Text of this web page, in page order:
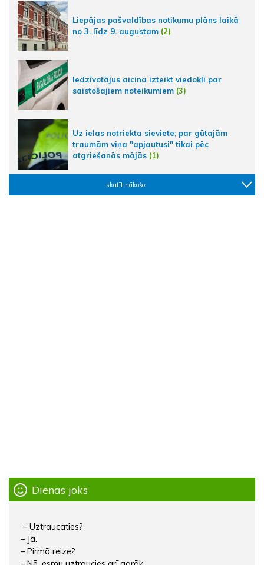
Liepājas pašvaldības notikumu plāns laikā
no 3. līdz 9. augustam (2)
Iedzīvotājus aicina izteikt viedokli par
saistošajiem noteikumiem (3)
Uz ielas notriekta sieviete; par gūtajām
traumām viņa "apjautusi" tikai pēc
atgriešanās mājās (1)
skatīt nākošo
Dienas joks
– Uztraucaties?
– Jā.
– Pirmā reize?